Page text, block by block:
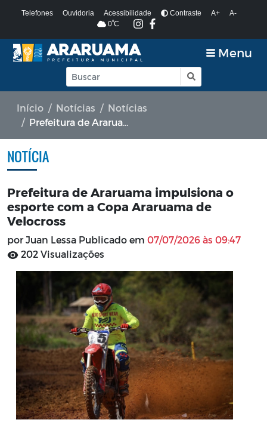
Telefones Ouvidoria Acessibilidade Contraste A+
A-
0ºC
Menu
Início Notícias
Notícias
Prefeitura de Araruama impulsiona o esporte com a Copa Araruama de Velocross
NOTÍCIA
Prefeitura de Araruama impulsiona o
esporte com a Copa Araruama de
Velocross
por Juan Lessa Publicado em 07/07/2026 às 09:47
202 Visualizações